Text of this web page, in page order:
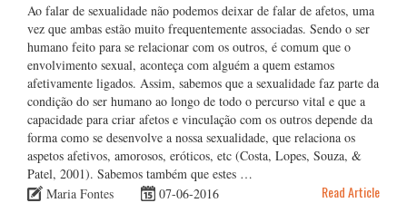
Ao falar de sexualidade não podemos deixar de falar de afetos, uma
vez que ambas estão muito frequentemente associadas. Sendo o ser
humano feito para se relacionar com os outros, é comum que o
envolvimento sexual, aconteça com alguém a quem estamos
afetivamente ligados. Assim, sabemos que a sexualidade faz parte da
condição do ser humano ao longo de todo o percurso vital e que a
capacidade para criar afetos e vinculação com os outros depende da
forma como se desenvolve a nossa sexualidade, que relaciona os
aspetos afetivos, amorosos, eróticos, etc (Costa, Lopes, Souza, &
Patel, 2001). Sabemos também que estes …
Maria Fontes
07-06-2016 Read Article